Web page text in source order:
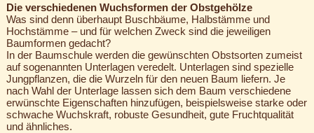
Die verschiedenen Wuchsformen der Obstgehölze
Was sind denn überhaupt Buschbäume, Halbstämme und
Hochstämme – und für welchen Zweck sind die jeweiligen
Baumformen gedacht?
In der Baumschule werden die gewünschten Obstsorten zumeist
auf sogenannten Unterlagen veredelt. Unterlagen sind spezielle
Jungpflanzen, die die Wurzeln für den neuen Baum liefern. Je
nach Wahl der Unterlage lassen sich dem Baum verschiedene
erwünschte Eigenschaften hinzufügen, beispielsweise starke oder
schwache Wuchskraft, robuste Gesundheit, gute Fruchtqualität
und ähnliches.